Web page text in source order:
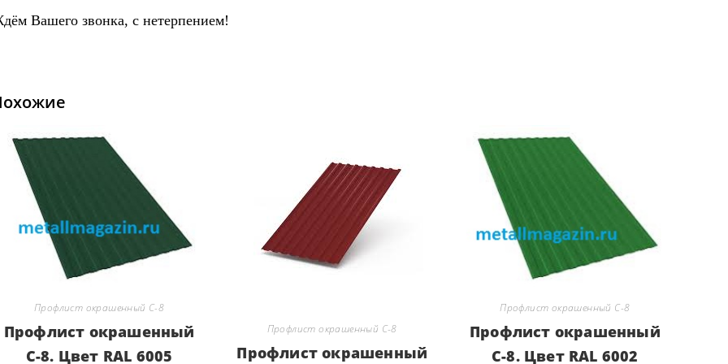
Вашего звонка, с нетерпением!
Профлист окрашенный С-8
Профлист окрашенный
С-8. Цвет RAL 6005
Профлист окрашенный С-8
Профлист окрашенный
Профлист окрашенный С-8
Профлист окрашенный
С-8. Цвет RAL 6002